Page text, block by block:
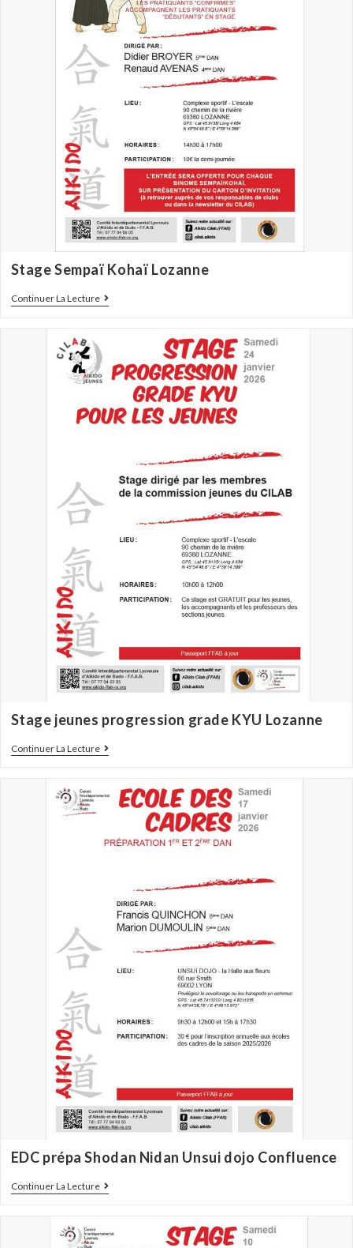
Stage Sempaï Kohaï Lozanne
Continuer La Lecture
Stage jeunes progression grade KYU Lozanne
Continuer La Lecture
EDC prépa Shodan Nidan Unsui dojo Confluence
Continuer La Lecture